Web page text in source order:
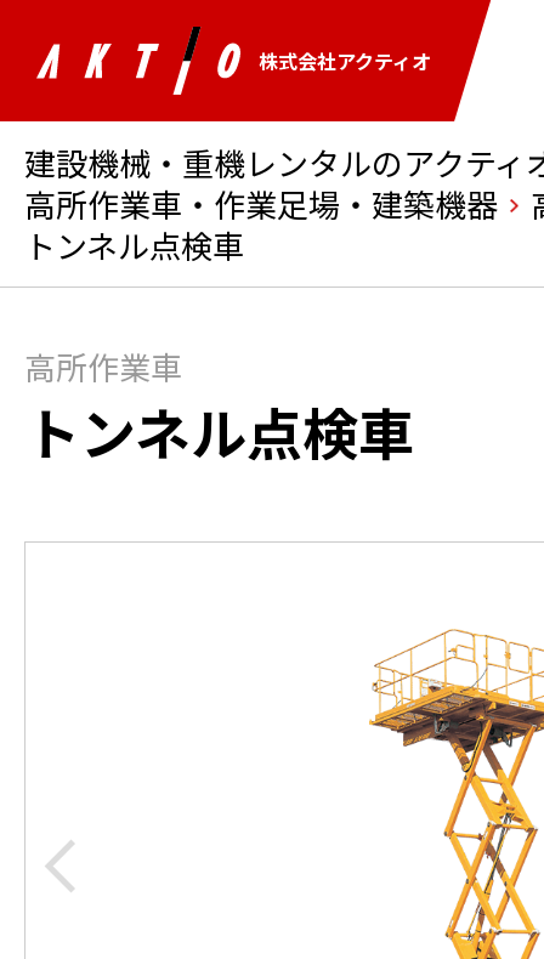
株式会社アクティオ
建設機械・重機レンタルのアクティ
高所作業車・作業足場・建築機器
トンネル点検車
高所作業車
トンネル点検車